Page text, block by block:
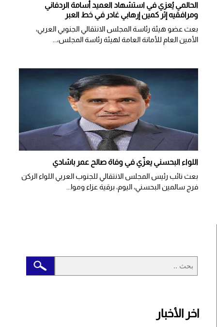
الحالمي يُعزي في استشهاد العميد أسامة الردفاني
ومرافقيه إثر كمين إرهابي غادر في خط العبر
بعث عضو هيئة رئاسة المجلس الانتقالي الجنوبي العربي،
الأمين العام للأمانة العامة لهيئة رئاسة المجلس،...
اللواء البحسني يعزّي في وفاة صالح عمر باشادي
بعث نائب رئيس المجلس الانتقالي للجنوب العربي اللواء الركن
فرج سالمين البحسني، اليوم، برقية عزاء وموا...
اخر الأخبار